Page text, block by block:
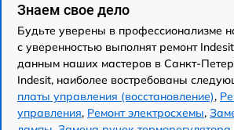
Знаем свое дело
Будьте уверены в профессионализме
с уверенностью выполнят ремонт
данным наших мастеров в Санкт-
Indesit, наиболее востребованы
платы управления (восстановление),
управления, Ремонт электросхемы,